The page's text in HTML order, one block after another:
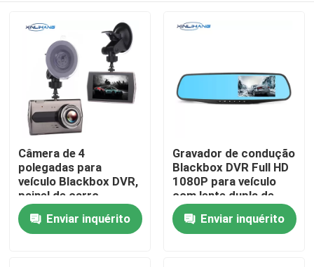
Casa
Câmera de 4
polegadas para
veículo Blackbox DVR,
painel de carro,
gravador de direção
Enviar inquérito
Gravador de condução
Blackbox DVR Full HD
1080P para veículo
com lente dupla de
4,3"
Enviar inquérito